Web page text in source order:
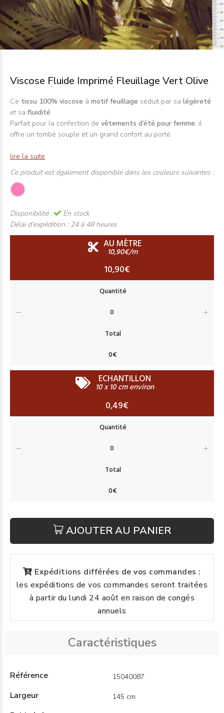
Viscose Fluide Imprimé Fleuillage Vert Olive
Ce tissu 100% viscose à motif feuillage séduit par sa légèreté
et sa fluidité.
Parfait pour la confection de vêtements d’été pour femme, il
offre un tombé souple et un grand confort au porté.
lire la suite
Ce produit est également disponible dans les couleurs suivantes :
Disponibilité :
En stock
Délai d'expédition : 24 à 48 heures
AU MÈTRE
10,90€/m
10,90€
ECHANTILLON
10 x 10 cm environ
0,49€
AJOUTER AU PANIER
Expéditions différées de vos commandes :
les expéditions de vos commandes seront traitées
à partir du lundi 24 août en raison de congés
annuels
Caractéristiques
Référence 15040087
Largeur 145 cm